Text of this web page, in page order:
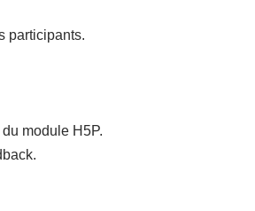
participants.
module H5P.